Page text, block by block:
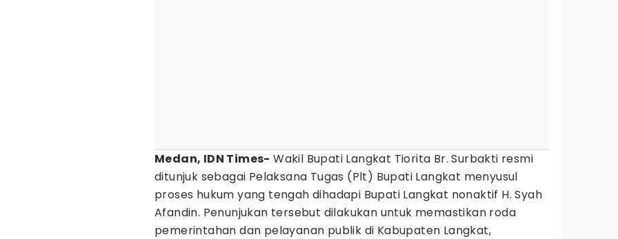
Medan, IDN Times- Wakil Bupati Langkat Tiorita Br. Surbakti resmi
ditunjuk sebagai Pelaksana Tugas (Plt) Bupati Langkat menyusul
proses hukum yang tengah dihadapi Bupati Langkat nonaktif H. Syah
Afandin. Penunjukan tersebut dilakukan untuk memastikan roda
pemerintahan dan pelayanan publik di Kabupaten Langkat,